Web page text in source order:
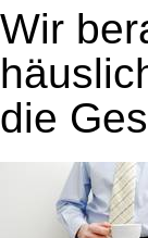
Wir
die